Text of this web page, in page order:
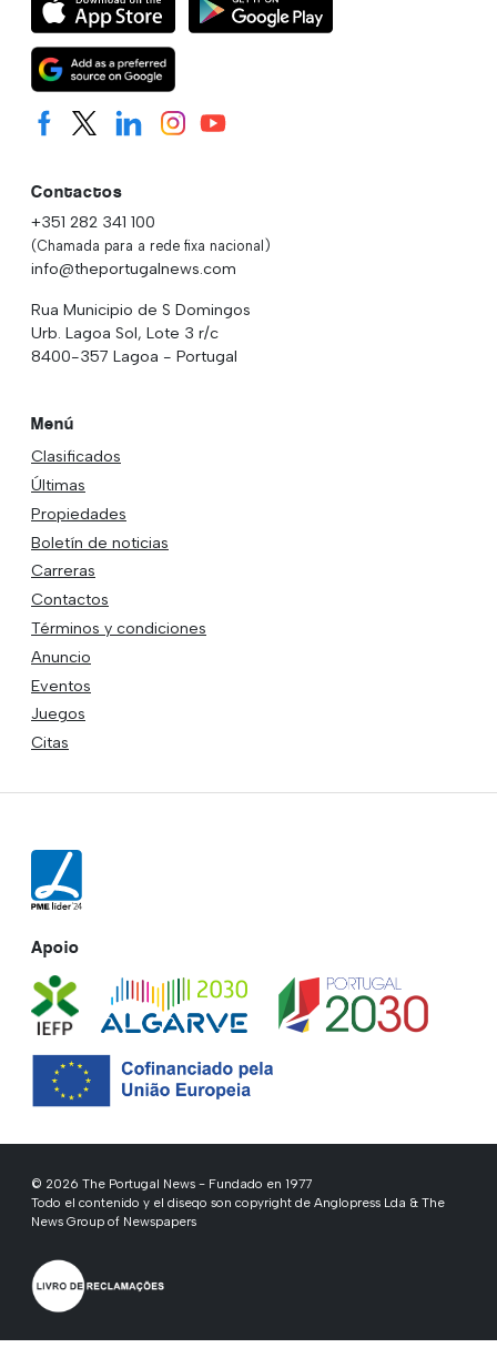
Contactos
+351 282 341 100
(Chamada para a rede fixa nacional)
info@theportugalnews.com
Rua Municipio de S Domingos
Urb. Lagoa Sol, Lote 3 r/c
8400-357 Lagoa - Portugal
Menú
Clasificados
Últimas
Propiedades
Boletín de noticias
Carreras
Contactos
Términos y condiciones
Anuncio
Eventos
Juegos
Citas
Apoio
© 2026 The Portugal News - Fundado en 1977
Todo el contenido y el diseqo son copyright de Anglopress Lda & The
News Group of Newspapers